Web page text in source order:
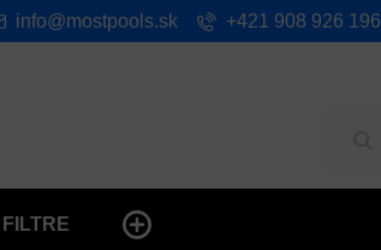
FILTRE
info@mostpools.sk +421 908 926 196